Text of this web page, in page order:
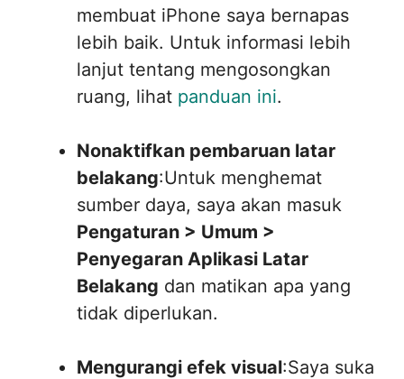
membuat iPhone saya bernapas
lebih baik. Untuk informasi lebih
lanjut tentang mengosongkan
ruang, lihat panduan ini.
Nonaktifkan pembaruan latar
belakang:Untuk menghemat
sumber daya, saya akan masuk
Pengaturan > Umum >
Penyegaran Aplikasi Latar
Belakang dan matikan apa yang
tidak diperlukan.
Mengurangi efek visual:Saya suka